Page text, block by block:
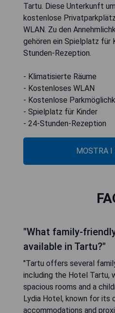
Tartu. Diese Unterkunft
kostenlose
WLAN. Zu den
gehören ein Spielplatz für
Stunden-Rezeption.
- Klimatisierte Räume
- Kostenloses WLAN
- Kostenlose
- Spielplatz für Kinder
- 24-Stunden-Rezeption
MOSTRA I
"What family-
available in Tartu?"
"Tartu offers several
including the Hotel Tartu,
spacious rooms and a
Lydia Hotel, known for its
accommodations and